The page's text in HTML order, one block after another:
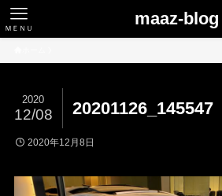
maaz-blog
ＭＥＮＵ
20201126_145547
2020
12/08
2020年12月8日